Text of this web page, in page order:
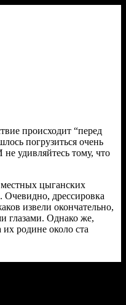
происходит “перед
погрузиться очень
удивляйтесь тому, что
цыганских
дрессировка
извели окончательно,
глазами. Однако же,
родине около ста